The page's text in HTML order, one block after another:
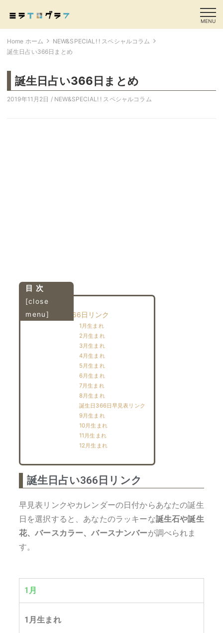
MENU
Home ホーム
NEW&SPECIAL! ! スペシャルコラム
誕生日占い366日まとめ
誕生日占い366日まとめ
2019年11月2日 / NEW&SPECIAL! ! スペシャルコラム
目 次
[close
menu]
誕生日占い366日リンク
1月生まれ
2月生まれ
3月生まれ
4月生まれ
5月生まれ
6月生まれ
7月生まれ
8月生まれ
誕生日366日早見表リンク
9月生まれ
10月生まれ
11月生まれ
12月生まれ
誕生日占い366日リンク
早見表リンクやカレンダーの日付からあなたの誕生
日を選択すると、あなたのラッキーな誕生石や誕生
花、バースカラー、バースナンバーが調べられま
す。
1月
1月生まれ